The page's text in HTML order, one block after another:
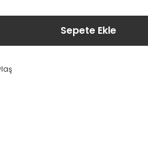
Sepete Ekle